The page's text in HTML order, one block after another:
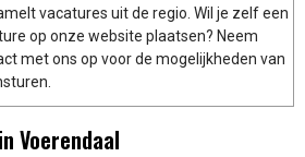
vacatures uit de regio. Wil je zelf een
op onze website plaatsen? Neem
met ons op voor de mogelijkheden van
Voerendaal